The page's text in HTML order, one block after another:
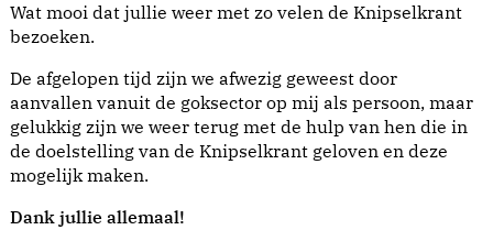
Wat mooi dat jullie weer met zo velen de Knipselkrant
bezoeken.
De afgelopen tijd zijn we afwezig geweest door
aanvallen vanuit de goksector op mij als persoon, maar
gelukkig zijn we weer terug met de hulp van hen die in
de doelstelling van de Knipselkrant geloven en deze
mogelijk maken.
Dank jullie allemaal!